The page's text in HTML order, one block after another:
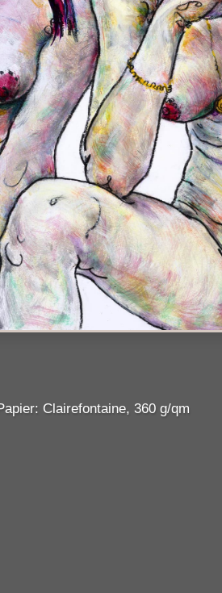
Clairefontaine, 360 g/qm